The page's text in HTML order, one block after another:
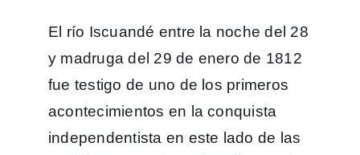
El río Iscuandé entre la noche del 28
y madruga del 29 de enero de 1812
fue testigo de uno de los primeros
acontecimientos en la conquista
independentista en este lado de las